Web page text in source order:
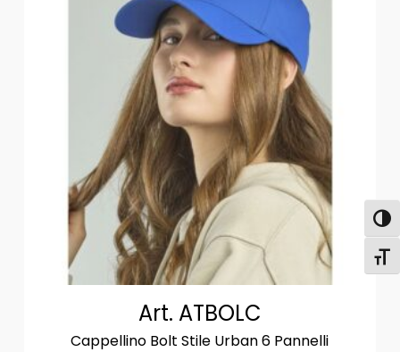
Art. ATBOLC
Cappellino Bolt Stile Urban 6 Pannelli